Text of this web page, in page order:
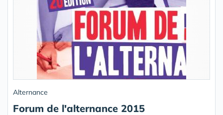
Alternance
Forum de l'alternance 2015